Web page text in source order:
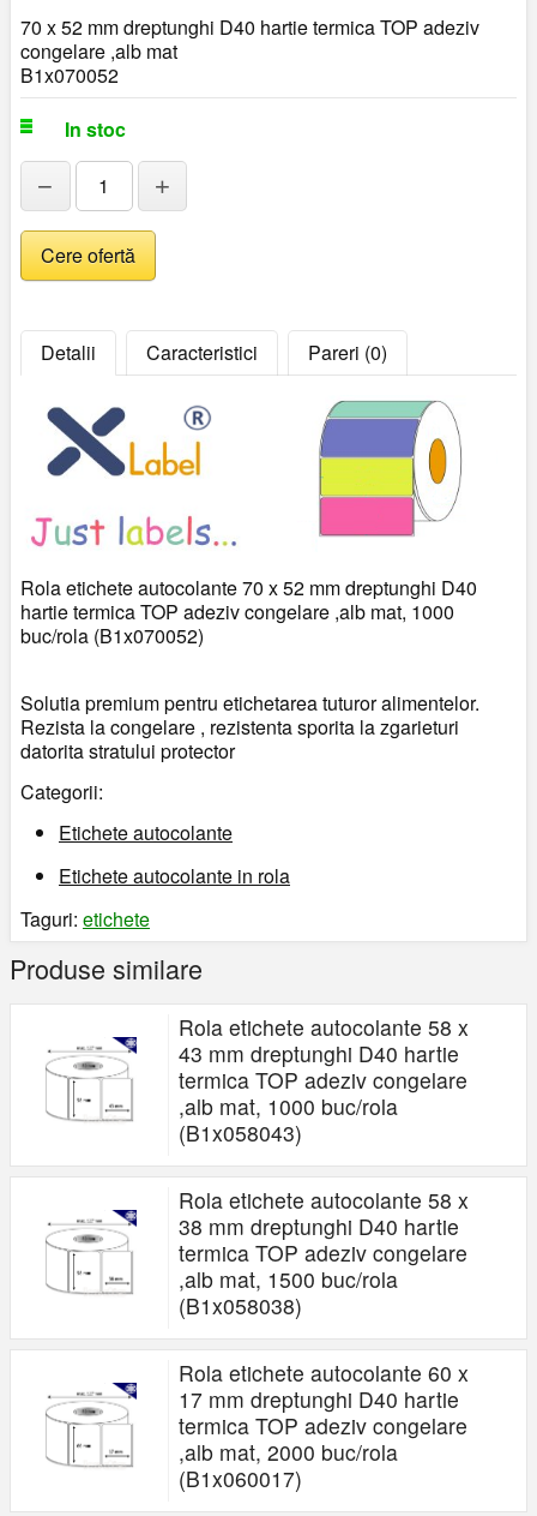
70 x 52 mm dreptunghi D40 hartie termica TOP adeziv
congelare ,alb mat
B1x070052
In stoc
− +
Detalii Caracteristici Pareri (0)
Rola etichete autocolante 70 x 52 mm dreptunghi D40
hartie termica TOP adeziv congelare ,alb mat, 1000
buc/rola (B1x070052)
Solutia premium pentru etichetarea tuturor alimentelor.
Rezista la congelare , rezistenta sporita la zgarieturi
datorita stratului protector
Categorii:
Etichete autocolante
Etichete autocolante in rola
Taguri: etichete
Produse similare
Rola etichete autocolante 58 x
43 mm dreptunghi D40 hartie
termica TOP adeziv congelare
,alb mat, 1000 buc/rola
(B1x058043)
Rola etichete autocolante 58 x
38 mm dreptunghi D40 hartie
termica TOP adeziv congelare
,alb mat, 1500 buc/rola
(B1x058038)
Rola etichete autocolante 60 x
17 mm dreptunghi D40 hartie
termica TOP adeziv congelare
,alb mat, 2000 buc/rola
(B1x060017)